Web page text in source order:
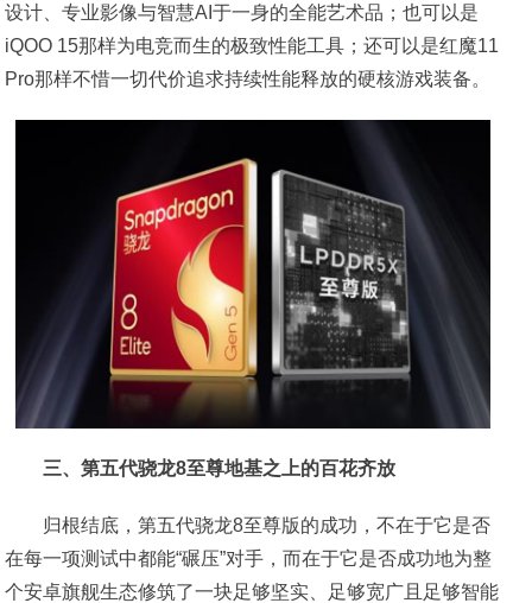
设计、专业影像与智慧AI于一身的全能艺术品；也可以是
iQOO 15那样为电竞而生的极致性能工具；还可以是红魔11
Pro那样不惜一切代价追求持续性能释放的硬核游戏装备。
三、第五代骁龙8至尊地基之上的百花齐放
归根结底，第五代骁龙8至尊版的成功，不在于它是否
在每一项测试中都能“碾压”对手，而在于它是否成功地为整
个安卓旗舰生态修筑了一块足够坚实、足够宽广且足够智能